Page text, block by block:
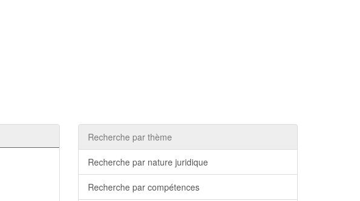
Recherche par thème
Recherche par nature juridique
Recherche par compétences